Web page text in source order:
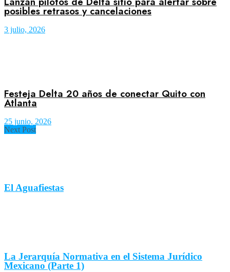
posibles retrasos y cancelaciones
3 julio, 2026
Festeja Delta 20 años de conectar Quito con
Atlanta
25 junio, 2026
Next Post
El Aguafiestas
La Jerarquía Normativa en el Sistema Jurídico
Mexicano (Parte 1)